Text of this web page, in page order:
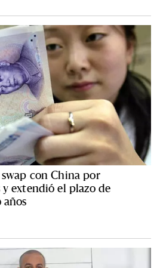
con China por
extendió el plazo de